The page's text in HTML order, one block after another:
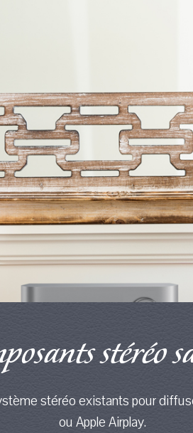
stéréo
stéréo existants pour
ou Apple Airplay.